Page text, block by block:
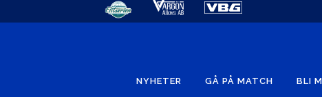
NYHETER GÅ PÅ MATCH BLI